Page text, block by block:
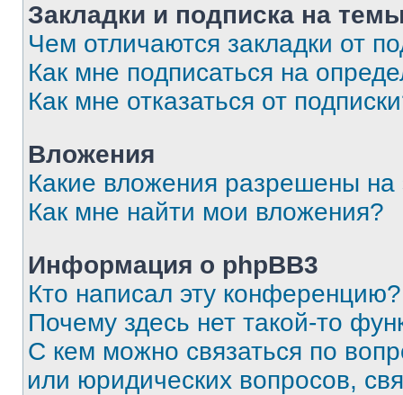
Закладки и подписка на
Чем отличаются закладки от
Как мне подписаться на
Как мне отказаться от
Вложения
Какие вложения разрешены
Как мне найти мои вложения?
Информация о phpBB3
Кто написал эту конференцию?
Почему здесь нет такой-то
С кем можно связаться по
или юридических вопросов,